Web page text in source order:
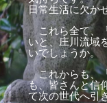
日常生活に欠か
これら全て、「
いと、庄川流域
いでしょうか。
これからも、「
も、皆さんと信
て次の世代へ引